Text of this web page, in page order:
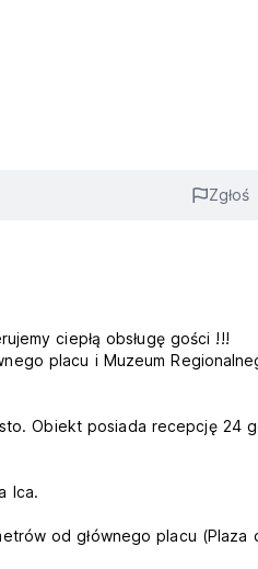
Zgłoś
ciepłą obsługę gości !!!
placu i Muzeum
Obiekt posiada recepcję 24
Ica.
od głównego placu (Plaza